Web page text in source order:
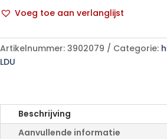
Actieve
Ip30
40ml
Voeg toe aan verlanglijst
l
t
e
a
t
Artikelnummer: 3902079 Categorie:
LDU
Beschrijving
Aanvullende informatie